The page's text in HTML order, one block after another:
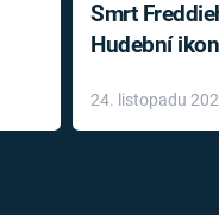
Smrt
Hudební
léky
24. listopadu